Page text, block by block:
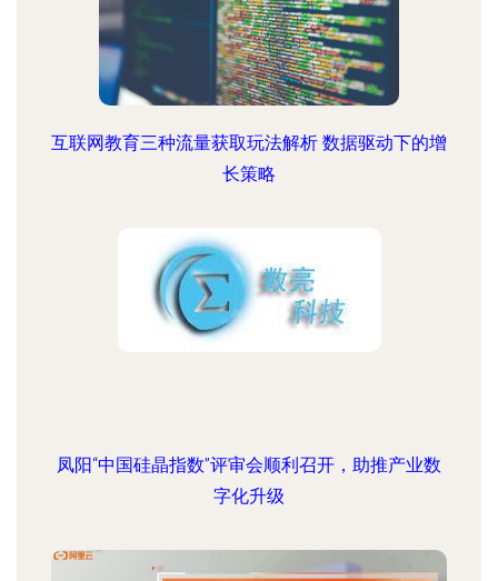
互联网教育三种流量获取玩法解析 数据驱动下的增
长策略
凤阳“中国硅晶指数”评审会顺利召开，助推产业数
字化升级